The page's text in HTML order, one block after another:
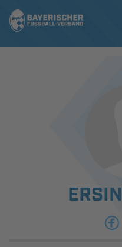
SPIELBETRIEB &
AUSBILDUNG &